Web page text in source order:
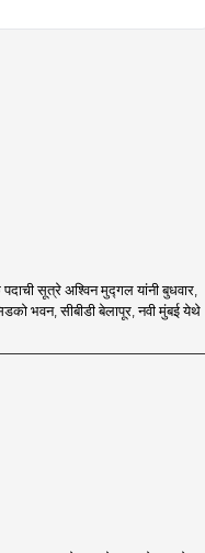
सूत्रे अश्विन मुद्गल यांनी बुधवार,
भवन, सीबीडी बेलापूर, नवी मुंबई येथे